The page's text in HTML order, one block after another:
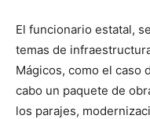
El funcionario estatal,
temas de
Mágicos, como el caso
cabo un paquete de
los parajes,